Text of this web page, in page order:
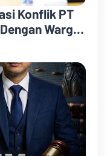
Konflik PT
Warga